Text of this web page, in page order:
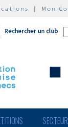
| Mon
Rechercher un club